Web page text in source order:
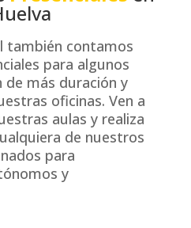
también contamos
para algunos
de más duración y
oficinas. Ven a
aulas y realiza
de nuestros
para
y